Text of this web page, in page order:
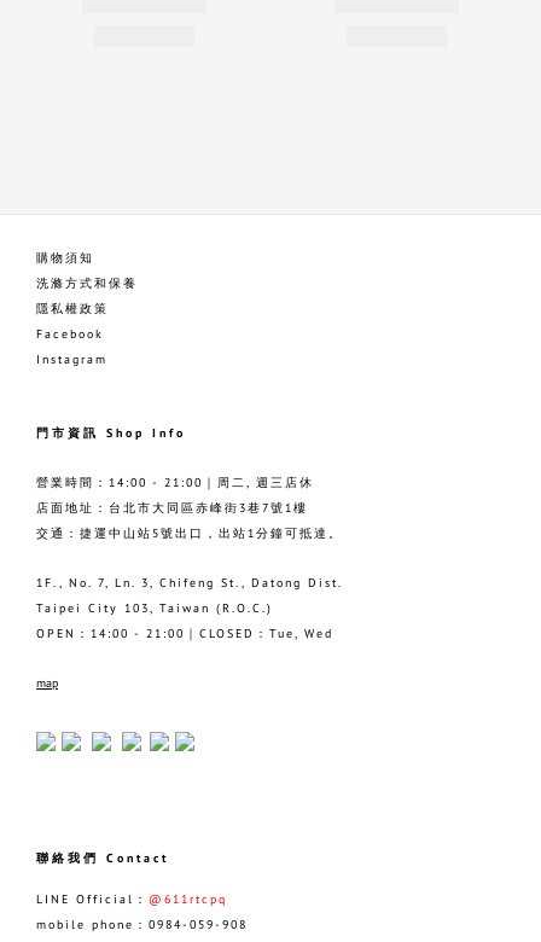
購物須知
洗滌方式和保養
隱私權政策
Facebook
Instagram
門市資訊 Shop Info
營業時間：14:00 - 21:00｜周二, 週三店休
店面地址：台北市大同區赤峰街3巷7號1樓
交通：捷運中山站5號出口，出站1分鐘可抵達。
1F., No. 7, Ln. 3, Chifeng St., Datong Dist.
Taipei City 103, Taiwan (R.O.C.)
OPEN：14:00 - 21:00｜CLOSED：Tue, Wed
map
聯絡我們 Contact
LINE Official： @611rtcpq
mobile phone：0984-059-908